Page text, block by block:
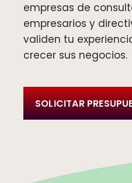
empresas de
empresarios y
validen tu
crecer sus negocios.
SOLICITAR